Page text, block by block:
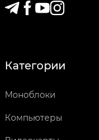
Категории
Моноблоки
Компьютеры